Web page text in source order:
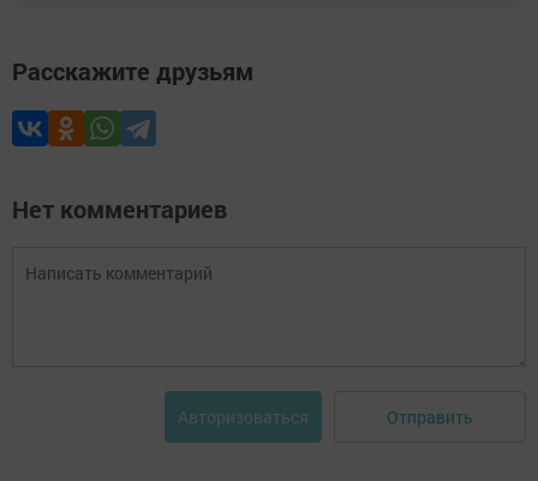
Расскажите друзьям
Нет комментариев
Авторизоваться Отправить